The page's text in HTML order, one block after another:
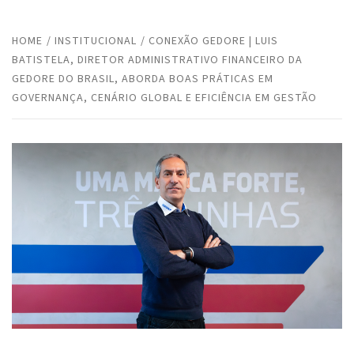
HOME INSTITUCIONAL
CONEXÃO GEDORE | LUIS
BATISTELA, DIRETOR ADMINISTRATIVO FINANCEIRO DA
GEDORE DO BRASIL, ABORDA BOAS PRÁTICAS EM
GOVERNANÇA, CENÁRIO GLOBAL E EFICIÊNCIA EM GESTÃO